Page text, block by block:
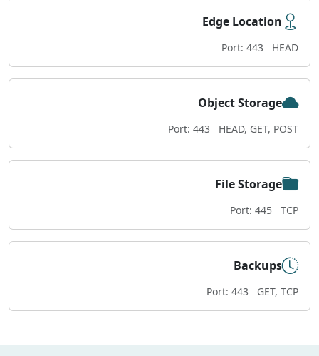
Edge Location
Port: 443 HEAD
Object Storage
Port: 443 HEAD, GET, POST
File Storage
Port: 445 TCP
Backups
Port: 443 GET, TCP